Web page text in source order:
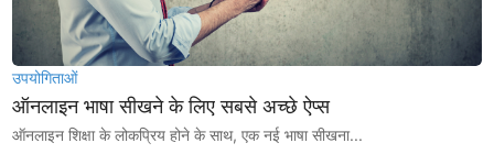
उपयोगिताओं
ऑनलाइन भाषा सीखने के लिए सबसे अच्छे ऐप्स
ऑनलाइन शिक्षा के लोकप्रिय होने के साथ, एक नई भाषा सीखना...